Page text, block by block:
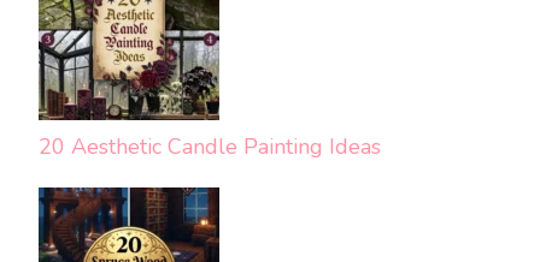
20 Aesthetic Candle Painting Ideas